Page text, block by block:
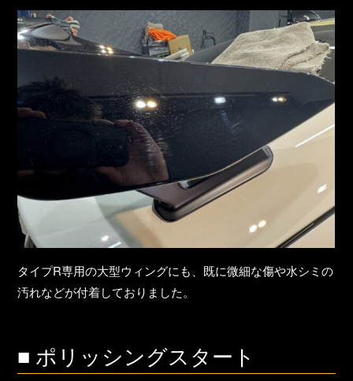
タイプR専用の大型ウィングにも、既に微細な傷や水シミの
汚れなどが付着しておりました。
■ ポリッシングスタート